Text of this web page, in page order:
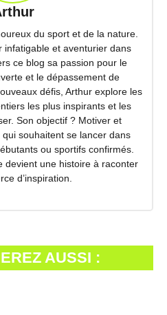
du sport et de la nature.
infatigable et aventurier dans
ce blog sa passion pour le
et le dépassement de
défis, Arthur explore les
les plus inspirants et les
Son objectif ? Motiver et
souhaitent se lancer dans
ou sportifs confirmés.
devient une histoire à raconter
d’inspiration.
AUSSI :